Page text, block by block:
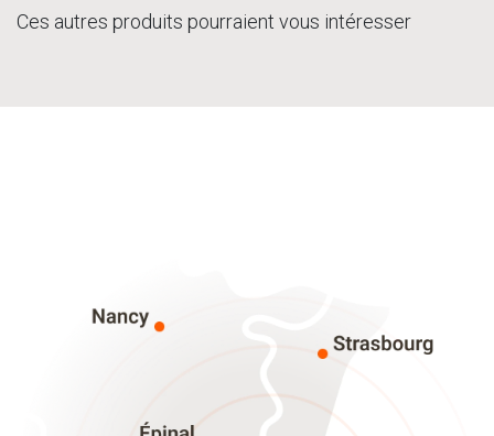
Ces autres produits pourraient vous intéresser